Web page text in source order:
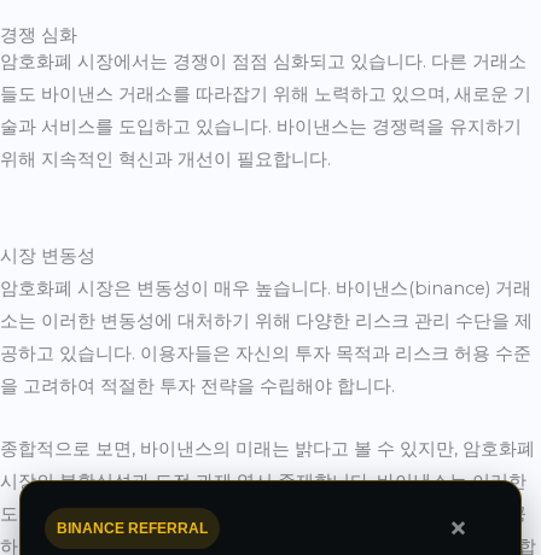
경쟁 심화
암호화폐 시장에서는 경쟁이 점점 심화되고 있습니다. 다른 거래소
들도 바이낸스 거래소를 따라잡기 위해 노력하고 있으며, 새로운 기
술과 서비스를 도입하고 있습니다. 바이낸스는 경쟁력을 유지하기
위해 지속적인 혁신과 개선이 필요합니다.
시장 변동성
암호화폐 시장은 변동성이 매우 높습니다. 바이낸스(binance) 거래
소는 이러한 변동성에 대처하기 위해 다양한 리스크 관리 수단을 제
공하고 있습니다. 이용자들은 자신의 투자 목적과 리스크 허용 수준
을 고려하여 적절한 투자 전략을 수립해야 합니다.
종합적으로 보면, 바이낸스의 미래는 밝다고 볼 수 있지만, 암호화폐
시장의 불확실성과 도전 과제 역시 존재합니다. 바이낸스는 이러한
도전을 극복하고, 이용자들에게 안전하고 편리한 거래 환경을 제공
하기 위해 노력해야 하며, 동시에 사회적 책임을 다하는 것도 중요합
×
BINANCE REFERRAL